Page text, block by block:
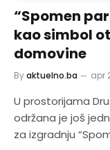
“Spomen
kao simbol
domovine
Byaktuelno.ba apr
U prostorijama
održana je još
za izgradnju